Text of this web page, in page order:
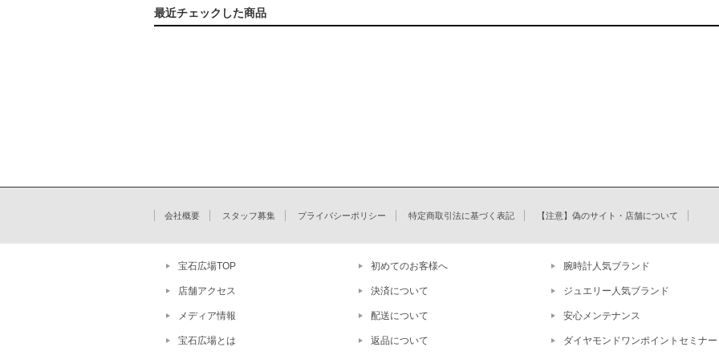
最近チェックした商品
会社概要 スタッフ募集 プライバシーポリシー 特定商取引法に基づく表記 【注意】偽のサイト・店舗について
宝石広場TOP
店舗アクセス
メディア情報
宝石広場とは
初めてのお客様へ
決済について
配送について
返品について
腕時計人気ブランド
ジュエリー人気ブランド
安心メンテナンス
ダイヤモンドワンポイントセミナー